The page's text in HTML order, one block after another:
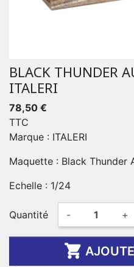
BLACK THUNDER
ITALERI
78,50 €
TTC
Marque : ITALERI
Maquette : Black Thunder
Echelle : 1/24
Quantité - +
